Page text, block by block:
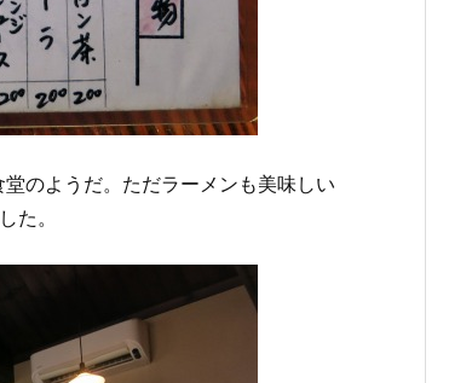
のようだ。ただラーメンも美味しい
た。